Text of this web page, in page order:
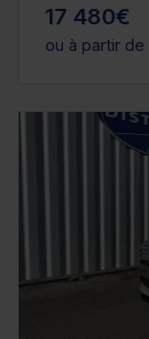
17 480€
ou à partir de